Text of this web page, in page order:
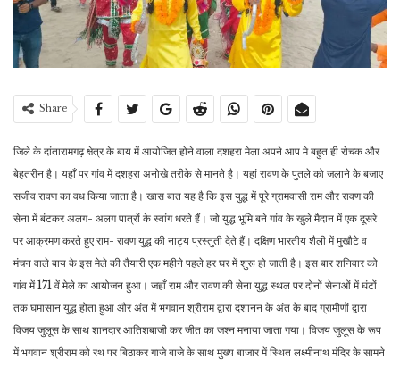
Share
जिले के दांतारामगढ़ क्षेत्र के बाय में आयोजित होने वाला दशहरा मेला अपने आप मे बहुत ही रोचक और
बेहतरीन है। यहाँ पर गांव में दशहरा अनोखे तरीके से मानते है। यहां रावण के पुतले को जलाने के बजाए
सजीव रावण का वध किया जाता है। खास बात यह है कि इस युद्ध में पूरे ग्रामवासी राम और रावण की
सेना में बंटकर अलग- अलग पात्रों के स्वांग धरते हैं। जो युद्ध भूमि बने गांव के खुले मैदान में एक दूसरे
पर आक्रमण करते हुए राम- रावण युद्ध की नाट्य प्रस्तुती देते हैं। दक्षिण भारतीय शैली में मुखौटे व
मंचन वाले बाय के इस मेले की तैयारी एक महीने पहले हर घर में शुरू हो जाती है। इस बार शनिवार को
गांव में 171 वें मेले का आयोजन हुआ। जहाँ राम और रावण की सेना युद्ध स्थल पर दोनों सेनाओं में घंटों
तक घमासान युद्ध होता हुआ और अंत में भगवान श्रीराम द्वारा दशानन के अंत के बाद ग्रामीणों द्वारा
विजय जुलूस के साथ शानदार आतिशबाजी कर जीत का जश्न मनाया जाता गया। विजय जुलूस के रूप
में भगवान श्रीराम को रथ पर बिठाकर गाजे बाजे के साथ मुख्य बाजार में स्थित लक्ष्मीनाथ मंदिर के सामने